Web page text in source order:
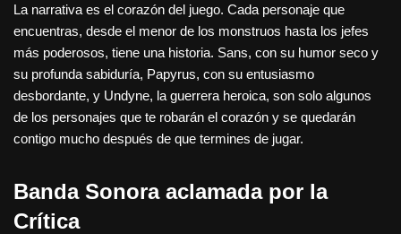
La narrativa es el corazón del juego. Cada personaje que
encuentras, desde el menor de los monstruos hasta los jefes
más poderosos, tiene una historia. Sans, con su humor seco y
su profunda sabiduría, Papyrus, con su entusiasmo
desbordante, y Undyne, la guerrera heroica, son solo algunos
de los personajes que te robarán el corazón y se quedarán
contigo mucho después de que termines de jugar.
Banda Sonora aclamada por la
Crítica